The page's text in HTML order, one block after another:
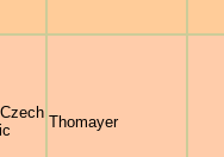
Thomayer